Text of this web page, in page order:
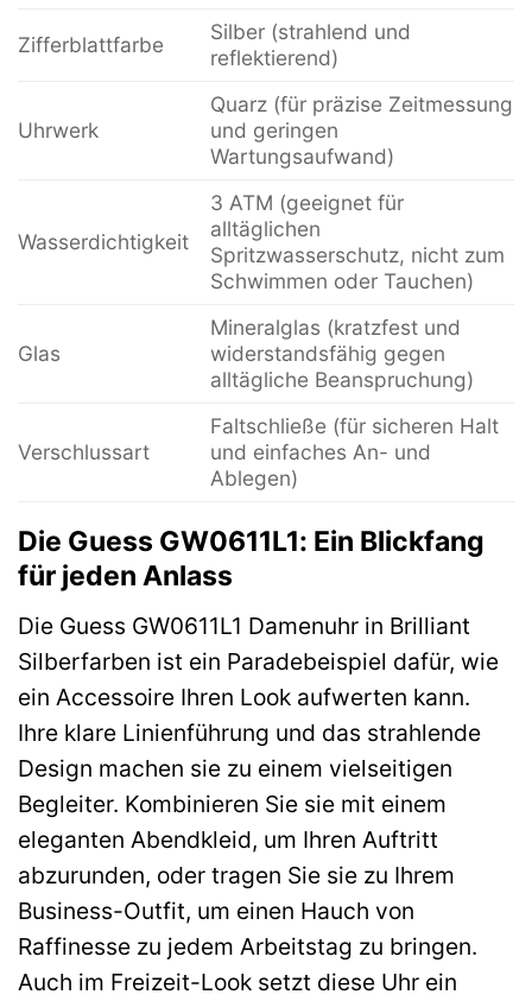
Zifferblattfarbe
Silber (strahlend und
reflektierend)
Uhrwerk
Quarz (für präzise Zeitmessung
und geringen
Wartungsaufwand)
Wasserdichtigkeit
3 ATM (geeignet für
alltäglichen
Spritzwasserschutz, nicht zum
Schwimmen oder Tauchen)
Glas
Mineralglas (kratzfest und
widerstandsfähig gegen
alltägliche Beanspruchung)
Verschlussart
Faltschließe (für sicheren Halt
und einfaches An- und
Ablegen)
Die Guess GW0611L1: Ein Blickfang
für jeden Anlass
Die Guess GW0611L1 Damenuhr in Brilliant
Silberfarben ist ein Paradebeispiel dafür, wie
ein Accessoire Ihren Look aufwerten kann.
Ihre klare Linienführung und das strahlende
Design machen sie zu einem vielseitigen
Begleiter. Kombinieren Sie sie mit einem
eleganten Abendkleid, um Ihren Auftritt
abzurunden, oder tragen Sie sie zu Ihrem
Business-Outfit, um einen Hauch von
Raffinesse zu jedem Arbeitstag zu bringen.
Auch im Freizeit-Look setzt diese Uhr ein